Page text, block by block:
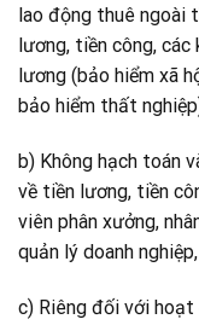
lao động thuê ngoài
lương, tiền công,
lương (bảo hiểm xã
bảo hiểm thất
b) Không hạch toán
về tiền lương, tiền
viên phân xưởng,
quản lý doanh
c) Riêng đối với